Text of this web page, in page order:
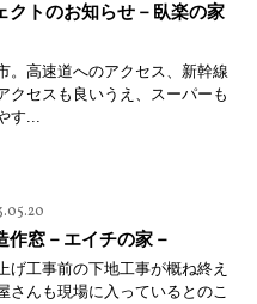
クトのお知らせ－臥楽の家
。高速道へのアクセス、新幹線
クセスも良いうえ、スーパーも
す...
作窓－エイチの家－
げ工事前の下地工事が概ね終え
さんも現場に入っているとのこ